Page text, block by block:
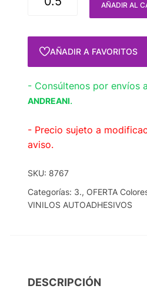
AÑADIR AL
AÑADIR A FAVORITOS
- Consúltenos por envíos
ANDREANI.
- Precio sujeto a
aviso.
SKU: 8767
Categorías: 3.,OFERTA
VINILOS AUTOADHESIVOS
DESCRIPCIÓN